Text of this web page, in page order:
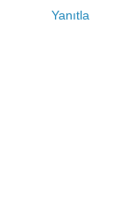
Yanıtla